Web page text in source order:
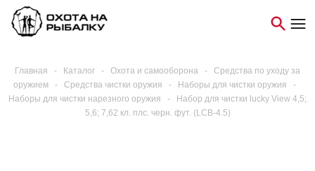
Главная - Каталог - Охота и самооборона -
Средства по уходу за
оружием
- Средства чистки оружия - Наборы для чистки оружия
-
Наборы для чистки нарезного оружия
-
Набор для чистки lucky View 4,5;
5,6; 7,62 кл. плс. черн. фут. (LCB-4.5)